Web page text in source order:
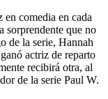
en comedia en cada
sorprendente que no
de la serie, Hannah
actriz de reparto
recibirá otra, al
de la serie Paul W.